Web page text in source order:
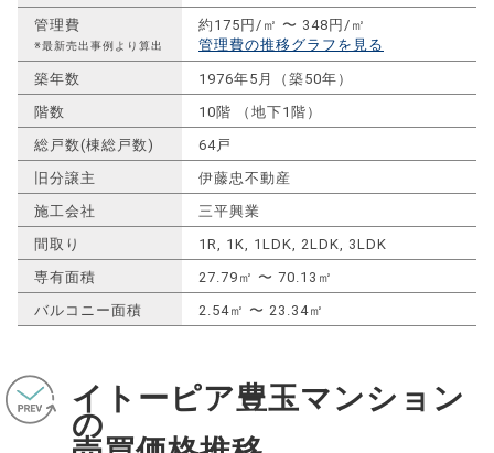
管理費
※最新売出事例より算出
約175円/㎡ 〜 348円/㎡
管理費の推移グラフを見る
築年数
1976年5月（築50年）
階数
10階 （地下1階）
総戸数(棟総戸数)
64戸
旧分譲主
伊藤忠不動産
施工会社
三平興業
間取り
1R, 1K, 1LDK, 2LDK, 3LDK
専有面積
27.79㎡ 〜 70.13㎡
バルコニー面積
2.54㎡ 〜 23.34㎡
イトーピア豊玉マンション
の